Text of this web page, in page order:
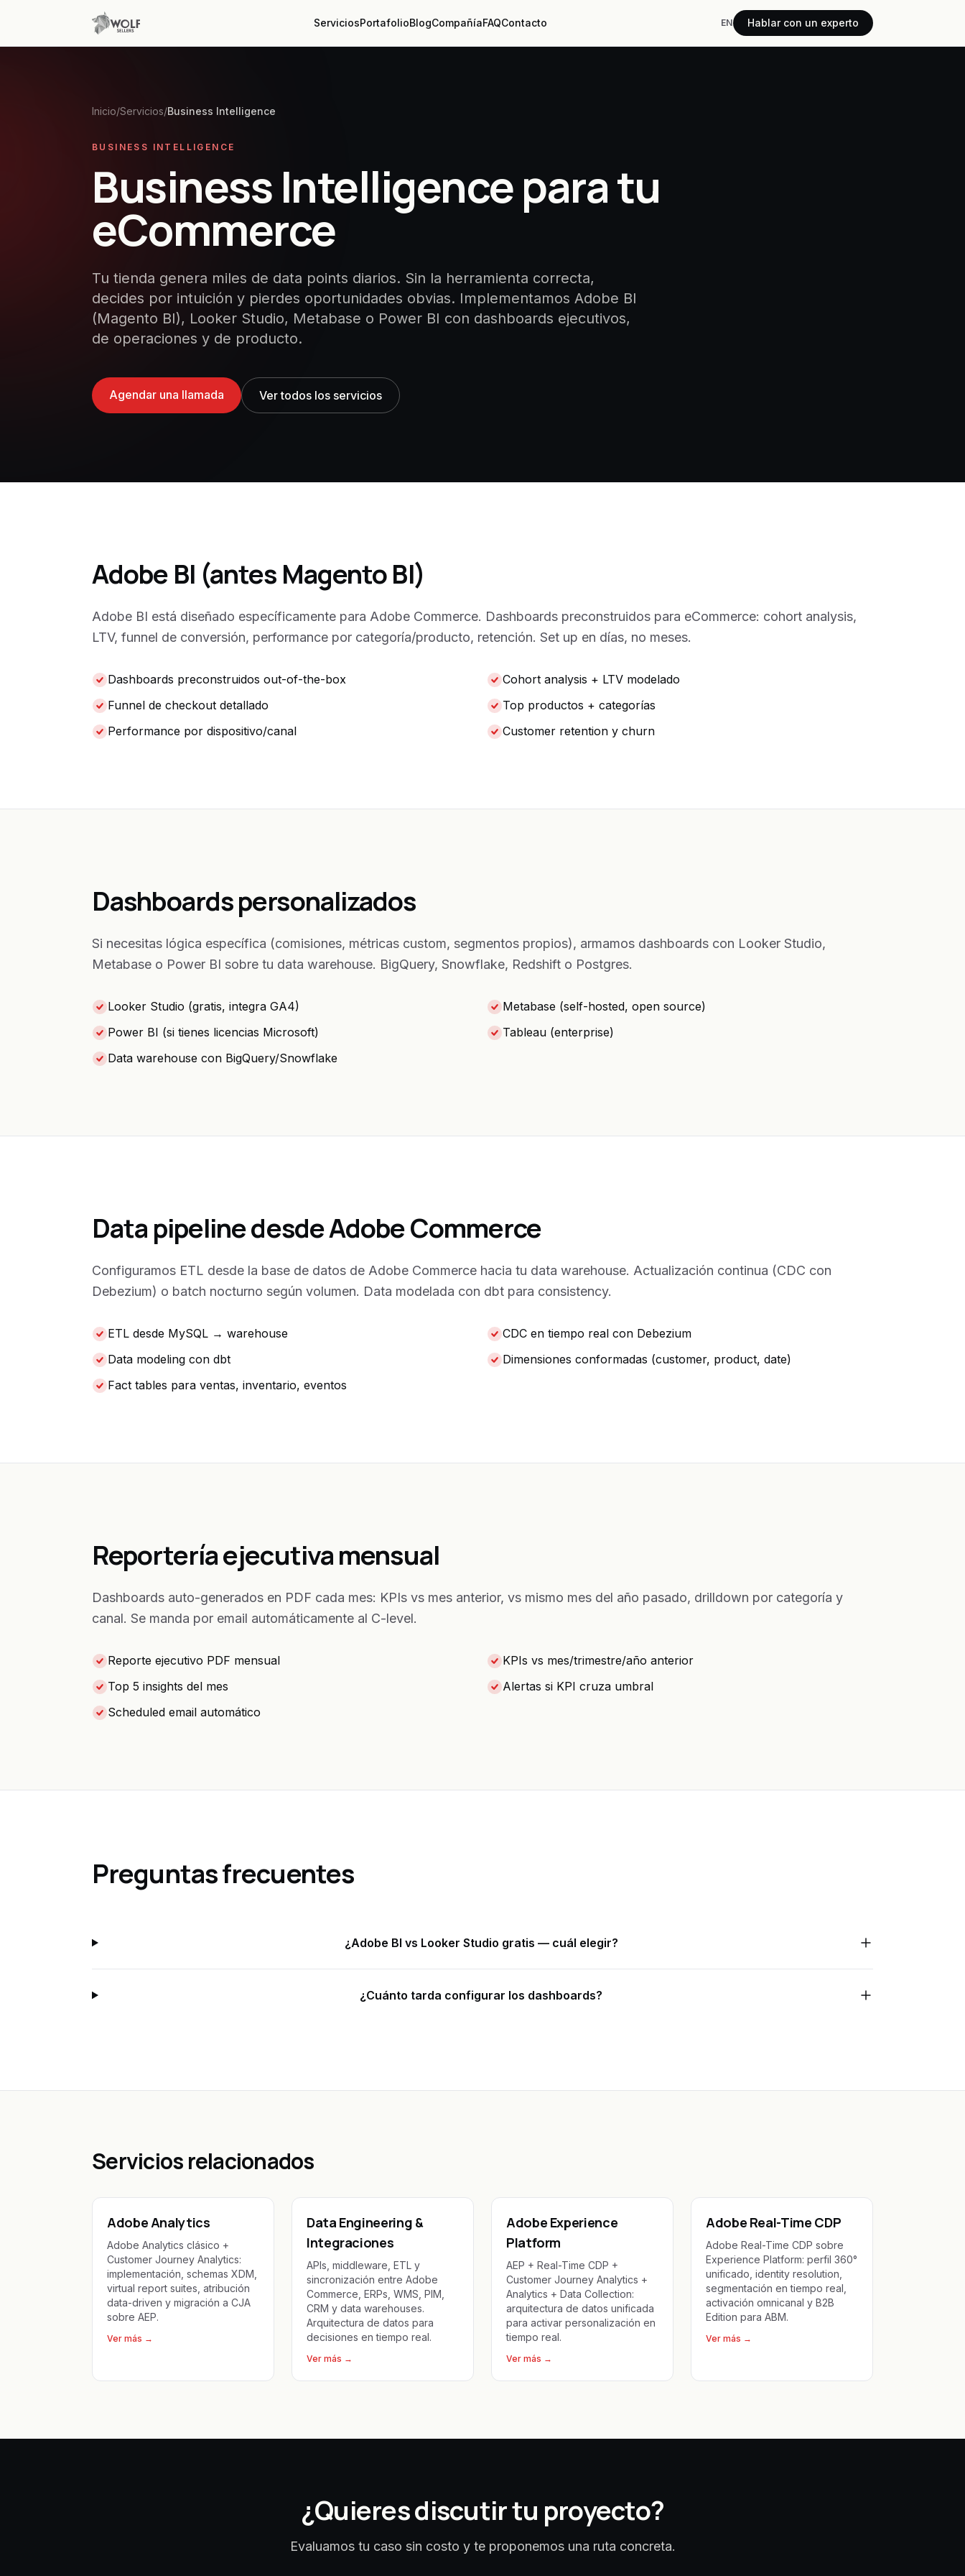
ServiciosPortafolioBlogCompañíaFAQContacto EN Hablar con un experto
Inicio/Servicios/Business Intelligence
BUSINESS INTELLIGENCE
Business Intelligence para tu
eCommerce
Tu tienda genera miles de data points diarios. Sin la herramienta correcta,
decides por intuición y pierdes oportunidades obvias. Implementamos Adobe BI
(Magento BI), Looker Studio, Metabase o Power BI con dashboards ejecutivos,
de operaciones y de producto.
Agendar una llamada Ver todos los servicios
Adobe BI (antes Magento BI)
Adobe BI está diseñado específicamente para Adobe Commerce. Dashboards preconstruidos para eCommerce: cohort analysis,
LTV, funnel de conversión, performance por categoría/producto, retención. Set up en días, no meses.
Dashboards preconstruidos out-of-the-box
Cohort analysis + LTV modelado
Funnel de checkout detallado
Top productos + categorías
Performance por dispositivo/canal
Customer retention y churn
Dashboards personalizados
Si necesitas lógica específica (comisiones, métricas custom, segmentos propios), armamos dashboards con Looker Studio,
Metabase o Power BI sobre tu data warehouse. BigQuery, Snowflake, Redshift o Postgres.
Looker Studio (gratis, integra GA4)
Metabase (self-hosted, open source)
Power BI (si tienes licencias Microsoft)
Tableau (enterprise)
Data warehouse con BigQuery/Snowflake
Data pipeline desde Adobe Commerce
Configuramos ETL desde la base de datos de Adobe Commerce hacia tu data warehouse. Actualización continua (CDC con
Debezium) o batch nocturno según volumen. Data modelada con dbt para consistency.
ETL desde MySQL → warehouse
CDC en tiempo real con Debezium
Data modeling con dbt
Dimensiones conformadas (customer, product, date)
Fact tables para ventas, inventario, eventos
Reportería ejecutiva mensual
Dashboards auto-generados en PDF cada mes: KPIs vs mes anterior, vs mismo mes del año pasado, drilldown por categoría y
canal. Se manda por email automáticamente al C-level.
Reporte ejecutivo PDF mensual
KPIs vs mes/trimestre/año anterior
Top 5 insights del mes
Alertas si KPI cruza umbral
Scheduled email automático
Preguntas frecuentes
¿Adobe BI vs Looker Studio gratis — cuál elegir?
¿Cuánto tarda configurar los dashboards?
Servicios relacionados
Adobe Analytics
Adobe Analytics clásico +
Customer Journey Analytics:
implementación, schemas XDM,
virtual report suites, atribución
data-driven y migración a CJA
sobre AEP.
Ver más →
Data Engineering &
Integraciones
APIs, middleware, ETL y
sincronización entre Adobe
Commerce, ERPs, WMS, PIM,
CRM y data warehouses.
Arquitectura de datos para
decisiones en tiempo real.
Ver más →
Adobe Experience
Platform
AEP + Real-Time CDP +
Customer Journey Analytics +
Analytics + Data Collection:
arquitectura de datos unificada
para activar personalización en
tiempo real.
Ver más →
Adobe Real-Time CDP
Adobe Real-Time CDP sobre
Experience Platform: perfil 360°
unificado, identity resolution,
segmentación en tiempo real,
activación omnicanal y B2B
Edition para ABM.
Ver más →
¿Quieres discutir tu proyecto?
Evaluamos tu caso sin costo y te proponemos una ruta concreta.